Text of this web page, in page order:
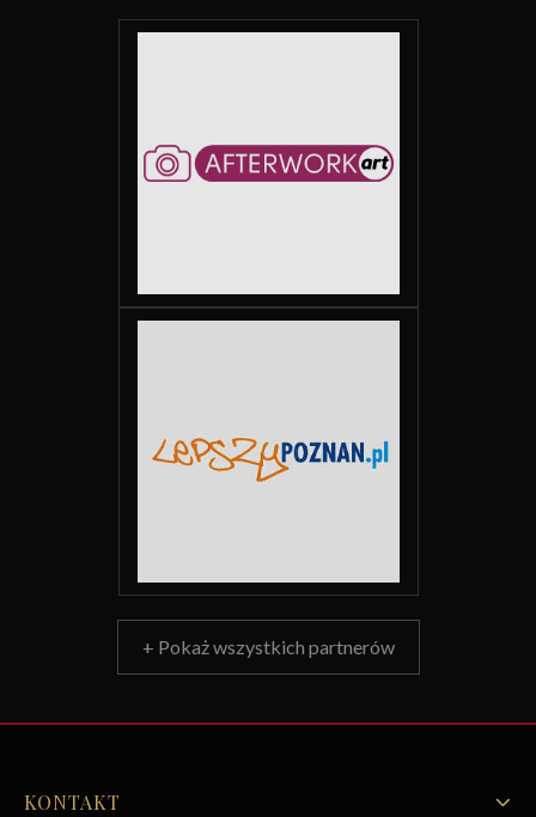
+ Pokaż wszystkich partnerów
KONTAKT